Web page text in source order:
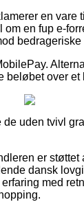
en
en fup e-
bedrageriske
beløbet over
uden tvivl
er
dansk
med